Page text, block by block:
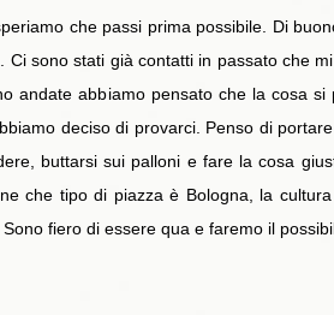
che passi prima possibile. Di
Ci sono stati già contatti in passato che
andate abbiamo pensato che la cosa
deciso di provarci. Penso di
buttarsi sui palloni e fare la cosa
che tipo di piazza è Bologna, la
fiero di essere qua e faremo il